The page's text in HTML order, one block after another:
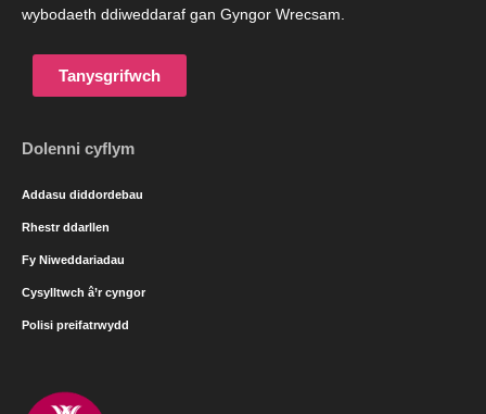
wybodaeth ddiweddaraf gan Gyngor Wrecsam.
Tanysgrifwch
Dolenni cyflym
Addasu diddordebau
Rhestr ddarllen
Fy Niweddariadau
Cysylltwch â’r cyngor
Polisi preifatrwydd